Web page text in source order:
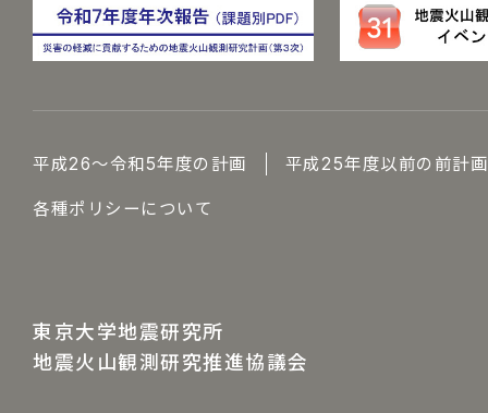
平成26～令和5年度の計画 平成25年度以前の前計画
各種ポリシーについて
東京大学地震研究所
地震火山観測研究推進協議会